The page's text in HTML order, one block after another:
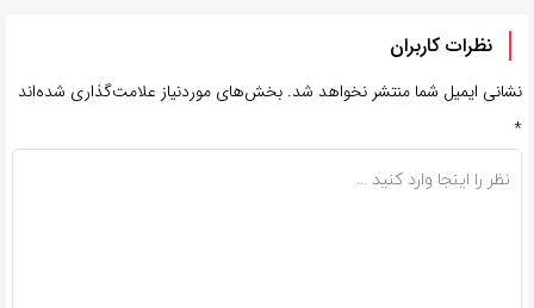
نظرات کاربران
نشانی ایمیل شما منتشر نخواهد شد. بخش‌های موردنیاز علامت‌گذاری شده‌اند
*